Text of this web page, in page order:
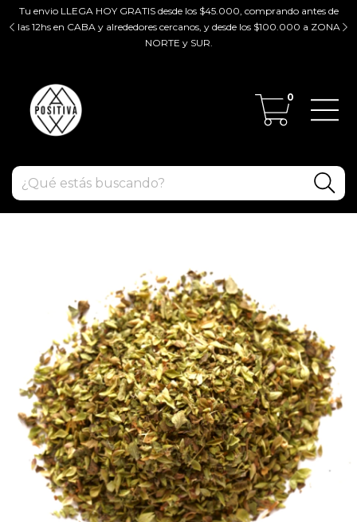
Tu envio LLEGA HOY GRATIS desde los $45.000, comprando antes de
las 12hs en CABA y alrededores cercanos, y desde los $100.000 a ZONA
NORTE y SUR.
0